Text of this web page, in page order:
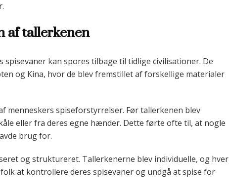
tallerkenen
kan spores tilbage til tidlige civilisationer. De
og Kina, hvor de blev fremstillet af forskellige materialer
menneskers spiseforstyrrelser. Før tallerkenen blev
eller fra deres egne hænder. Dette førte ofte til, at nogle
brug for.
og struktureret. Tallerkenerne blev individuelle, og hver
at kontrollere deres spisevaner og undgå at spise for